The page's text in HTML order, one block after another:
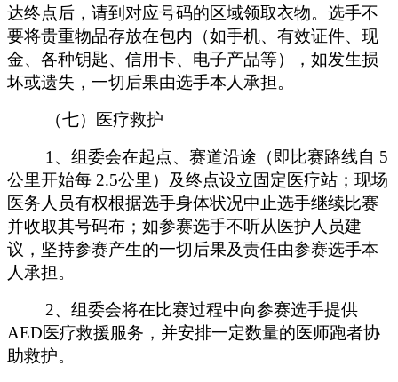
达终点后，请到对应号码的区域领取衣物。选手不
要将贵重物品存放在包内（如手机、有效证件、现
金、各种钥匙、信用卡、电子产品等），如发生损
坏或遗失，一切后果由选手本人承担。
（七）医疗救护
1、组委会在起点、赛道沿途（即比赛路线自 5
公里开始每 2.5公里）及终点设立固定医疗站；现场
医务人员有权根据选手身体状况中止选手继续比赛
并收取其号码布；如参赛选手不听从医护人员建
议，坚持参赛产生的一切后果及责任由参赛选手本
人承担。
2、组委会将在比赛过程中向参赛选手提供
AED医疗救援服务，并安排一定数量的医师跑者协
助救护。